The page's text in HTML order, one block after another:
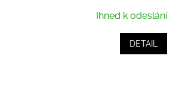
Ihned k odeslání
DETAIL